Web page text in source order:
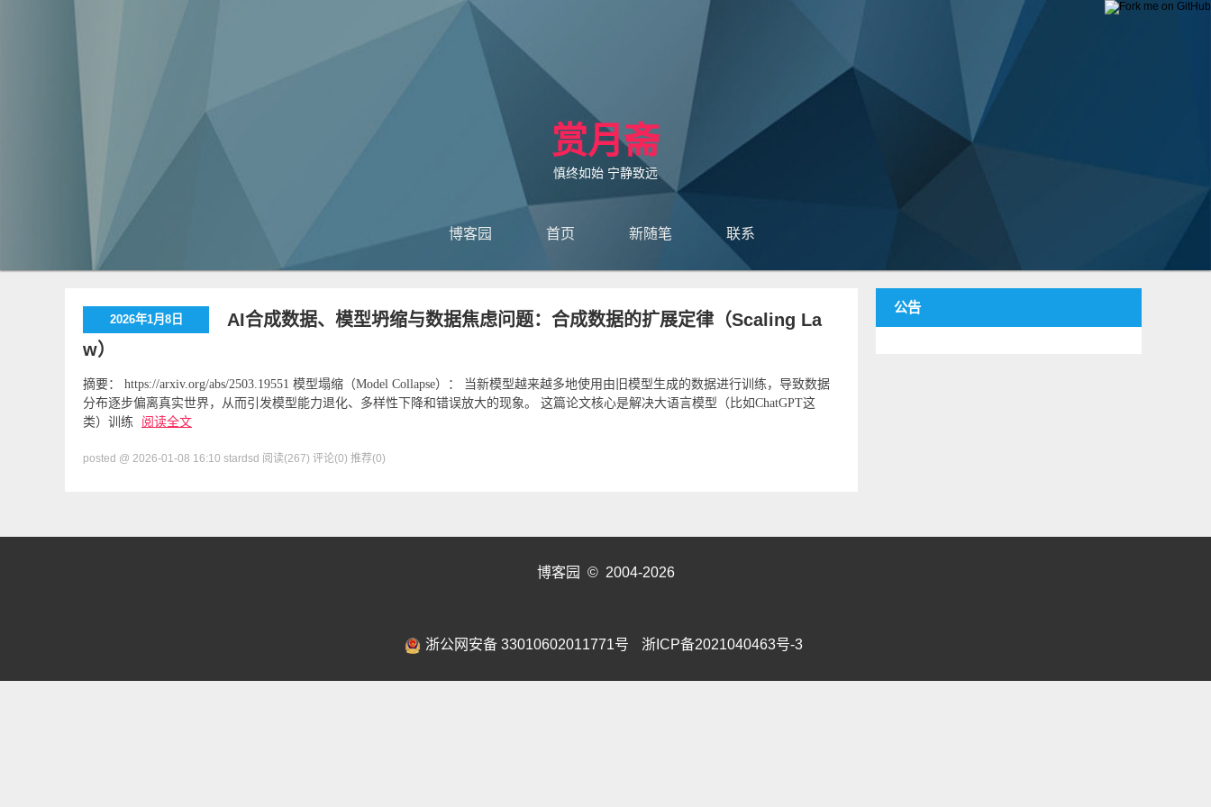
赏月斋
慎终如始 宁静致远
博客园 首页 新随笔 联系
订阅 管理
2026年1月8日
AI合成数据、模型坍缩与数据焦虑问题：合成数据的扩展定律（Scaling La
w）
摘要： https://arxiv.org/abs/2503.19551 模型塌缩（Model Collapse）： 当新模型越来越多地使用由旧模型生成的数据进行训练，导致数据
分布逐步偏离真实世界，从而引发模型能力退化、多样性下降和错误放大的现象。 这篇论文核心是解决大语言模型（比如ChatGPT这
类）训练
阅读全文
posted @ 2026-01-08 16:10 stardsd 阅读(267) 评论(0) 推荐(0)
公告
博客园 © 2004-2026
浙公网安备 33010602011771号 浙ICP备2021040463号-3